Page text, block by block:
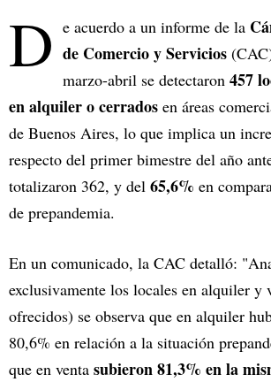
D e acuerdo a un informe de la
de Comercio y Servicios
marzo-abril se detectaron 457
en alquiler o cerrados en áreas
de Buenos Aires, lo que implica un
respecto del primer bimestre del año
totalizaron 362, y del 65,6% en
de prepandemia.
En un comunicado, la CAC detalló:
exclusivamente los locales en alquiler y
ofrecidos) se observa que en alquiler
80,6% en relación a la situación
que en venta subieron 81,3% en la